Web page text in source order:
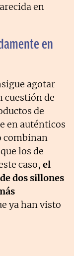
en
en
agotar
cuestión de
de
en auténticos
combinan
los de
caso, el
dos sillones
ya han visto